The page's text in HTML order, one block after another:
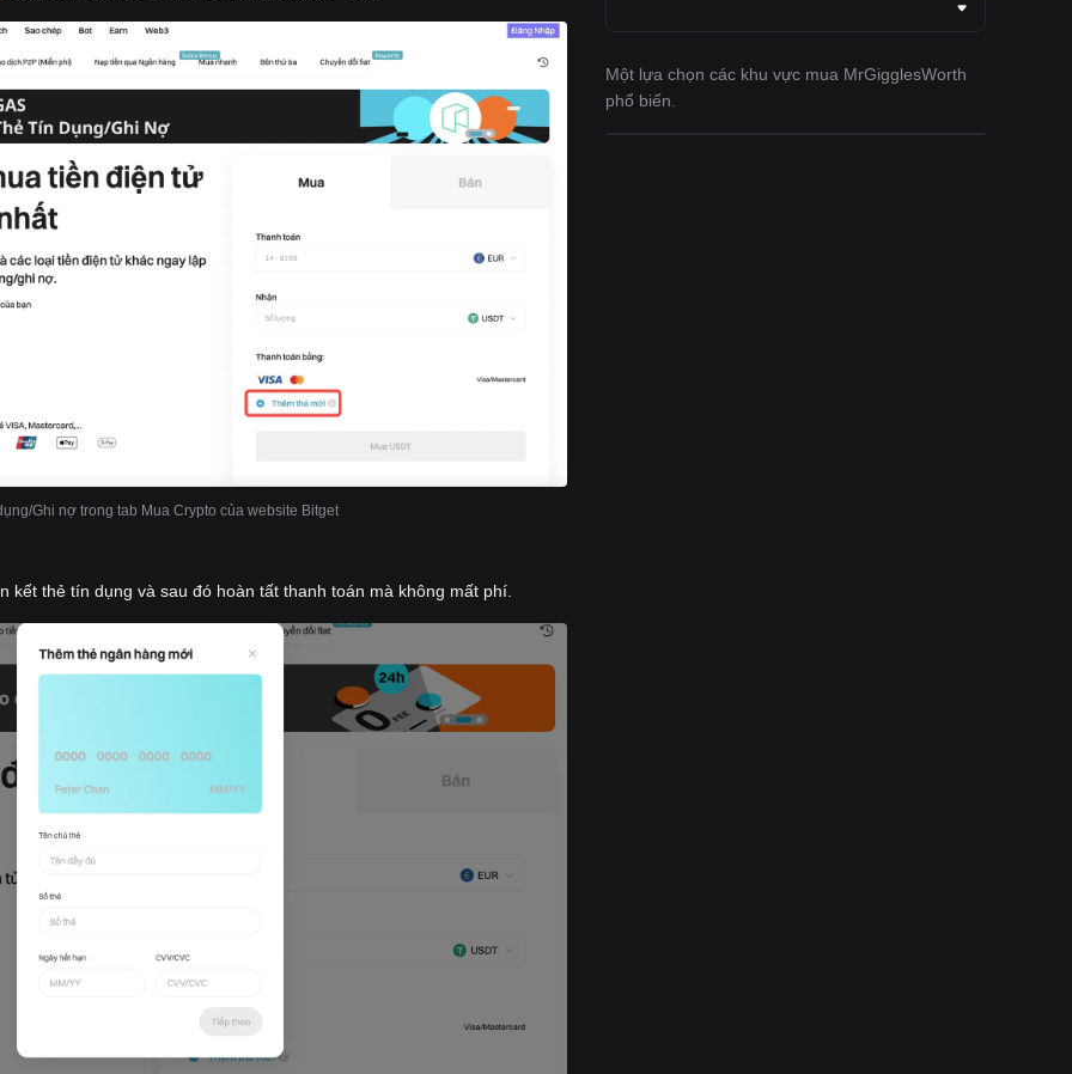
Ghi nợ trong tab Mua Crypto của website Bitget
kết thẻ tín dụng và sau đó hoàn tất thanh toán mà không mất phí.
Một lựa chọn các khu vực mua MrGigglesWorth
phổ biến.